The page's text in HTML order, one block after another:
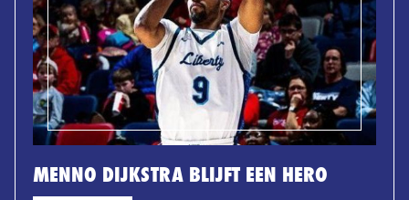
MENNO DIJKSTRA BLIJFT EEN HERO